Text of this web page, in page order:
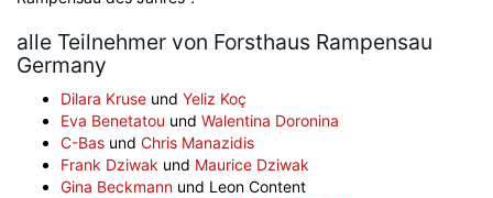
alle Teilnehmer von Forsthaus Rampensau
Germany
Dilara Kruse und Yeliz Koç
Eva Benetatou und Walentina Doronina
C-Bas und Chris Manazidis
Frank Dziwak und Maurice Dziwak
Gina Beckmann und Leon Content